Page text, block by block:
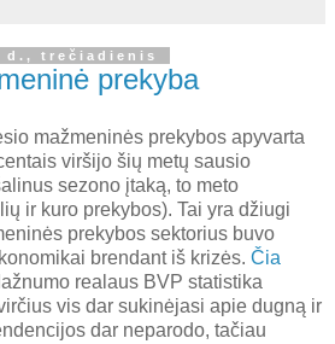
d., trečiadienis
prekyba
mažmeninės prekybos apyvarta
viršijo šių metų sausio
sezono įtaką, to meto
ir kuro prekybos). Tai yra džiugi
prekybos sektorius buvo
brendant iš krizės. Čia
realaus BVP statistika
vis dar sukinėjasi apie dugną ir
dar neparodo, tačiau